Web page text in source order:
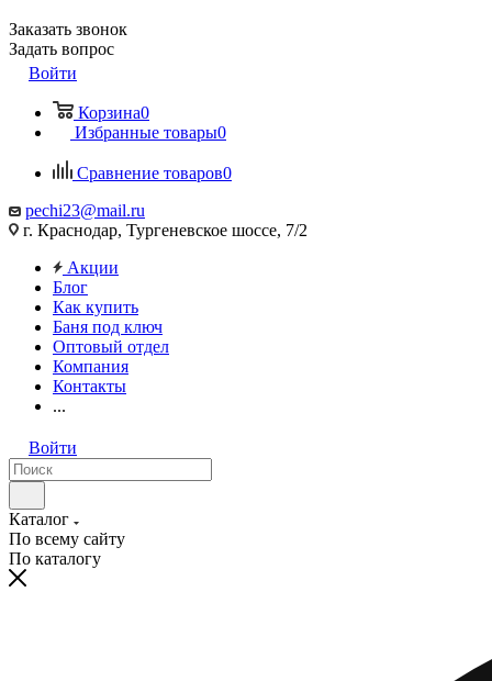
Заказать звонок
Задать вопрос
Войти
Корзина0
Избранные товары0
Сравнение товаров0
pechi23@mail.ru
г. Краснодар, Тургеневское шоссе, 7/2
Акции
Блог
Как купить
Баня под ключ
Оптовый отдел
Компания
Контакты
...
Войти
Каталог
По всему сайту
По каталогу